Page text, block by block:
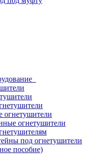
огнетушители
огнетушители
под огнетушители
пособие)